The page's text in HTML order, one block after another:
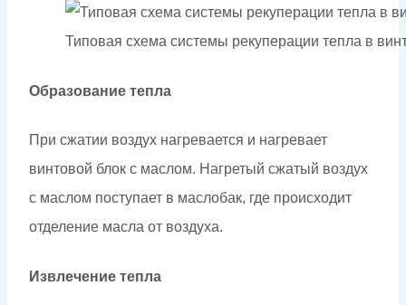
Типовая схема системы рекуперации тепла в
Образование тепла
При сжатии воздух нагревается и нагревает
винтовой блок с маслом. Нагретый сжатый воздух
с маслом поступает в маслобак, где происходит
отделение масла от воздуха.
Извлечение тепла